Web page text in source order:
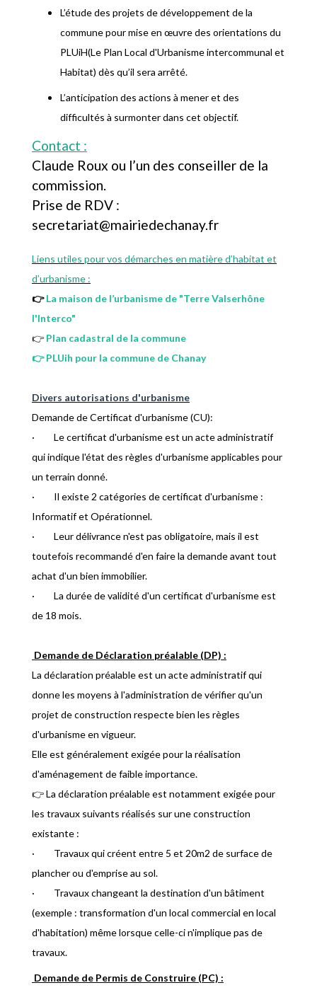
L’étude des projets de développement de la
commune pour mise en œuvre des orientations du
PLUiH(Le Plan Local d'Urbanisme intercommunal et
Habitat) dès qu’il sera arrêté.
L’anticipation des actions à mener et des
difficultés à surmonter dans cet objectif.
Contact :
Claude Roux ou l’un des conseiller de la
commission.
Prise de RDV :
secretariat@mairiedechanay.fr
Liens utiles pour vos démarches en matière d’habitat et
d’urbanisme :
👉La maison de l’urbanisme de "Terre Valserhône
l'Interco"
👉 Plan cadastral de la commune
👉 PLUih pour la commune de Chanay
Divers autorisations d'urbanisme
Demande de Certificat d'urbanisme (CU):
· Le certificat d'urbanisme est un acte administratif
qui indique l'état des règles d'urbanisme applicables pour
un terrain donné.
· Il existe 2 catégories de certificat d'urbanisme :
Informatif et Opérationnel.
· Leur délivrance n'est pas obligatoire, mais il est
toutefois recommandé d'en faire la demande avant tout
achat d'un bien immobilier.
· La durée de validité d'un certificat d'urbanisme est
de 18 mois.
Demande de Déclaration préalable (DP) :
La déclaration préalable est un acte administratif qui
donne les moyens à l'administration de vérifier qu'un
projet de construction respecte bien les règles
d'urbanisme en vigueur.
Elle est généralement exigée pour la réalisation
d'aménagement de faible importance.
👉 La déclaration préalable est notamment exigée pour
les travaux suivants réalisés sur une construction
existante :
· Travaux qui créent entre 5 et 20m2 de surface de
plancher ou d'emprise au sol.
· Travaux changeant la destination d'un bâtiment
(exemple : transformation d'un local commercial en local
d'habitation) même lorsque celle-ci n'implique pas de
travaux.
Demande de Permis de Construire (PC) :